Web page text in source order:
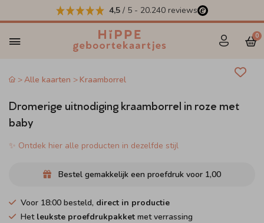
4,5 / 5 - 20.240 reviews
0
Alle kaarten Kraamborrel
Dromerige uitnodiging kraamborrel in roze met
baby
✨ Ontdek hier alle producten in dezelfde stijl
Bestel gemakkelijk een proefdruk voor 1,00
Voor 18:00 besteld, direct in productie
Het leukste proefdrukpakket met verrassing